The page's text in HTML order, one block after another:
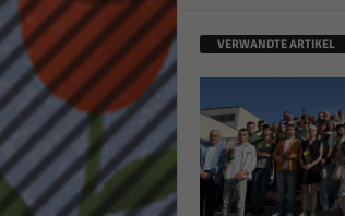
VERWANDTE ARTIKEL